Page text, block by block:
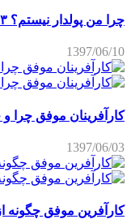
چرا من پولدار نیستم؟ ۳ عادت اشتباه مانع پولدار شدن
1397/06/10
کارآفرینان موفق چرا و
1397/06/03
کارآفرین موفق چگونه